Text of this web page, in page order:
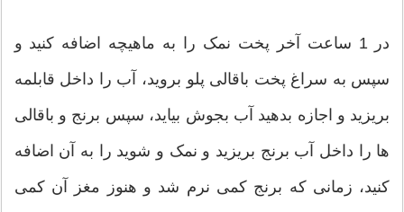
در 1 ساعت آخر پخت نمک را به ماهیچه اضافه کنید و
سپس به سراغ پخت باقالی پلو بروید، آب را داخل قابلمه
بریزید و اجازه بدهید آب بجوش بیاید، سپس برنج و باقالی
ها را داخل آب برنج بریزید و نمک و شوید را به آن اضافه
کنید، زمانی که برنج کمی نرم شد و هنوز مغز آن کمی